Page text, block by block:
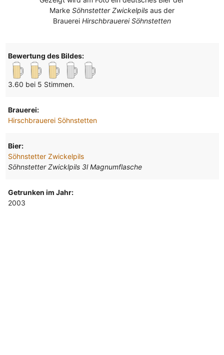
Marke Söhnstetter Zwickelpilsaus der
Brauerei Hirschbrauerei Söhnstetten
Bewertung des Bildes:
3.60 bei 5 Stimmen.
Brauerei:
Hirschbrauerei Söhnstetten
Bier:
Söhnstetter Zwickelpils
Söhnstetter Zwicklpils 3l Magnumflasche
Getrunken im Jahr:
2003